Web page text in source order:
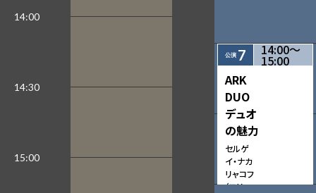
7 14:00〜
15:00
ARK
DUO
デュオ
の魅力
セルゲ
イ・ナカ
リャコフ
（フリュ